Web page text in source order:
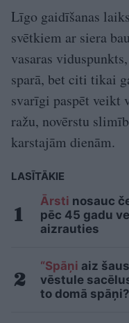
Līgo gaidīšanas
svētkiem ar siera
vasaras
sparā, bet citi tikai
svarīgi paspēt veikt
ražu, novērstu
karstajām dienām.
LASĪTĀKIE
Ārsti nosauc
pēc 45 gadu
aizrauties
“Spāņi aiz
vēstule
to domā spāņi?